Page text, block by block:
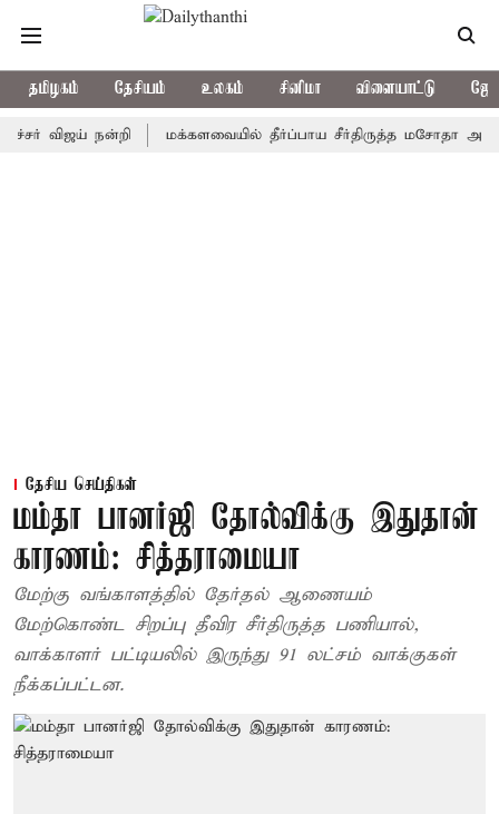
தமிழகம் தேசியம் உலகம் சினிமா விளையாட்டு
நன்றி மக்களவையில் தீர்ப்பாய சீர்திருத்த மசோதா அறிமுகம்
தேசிய செய்திகள்
மம்தா பானர்ஜி தோல்விக்கு இதுதான்
காரணம்: சித்தராமையா
மேற்கு வங்காளத்தில் தேர்தல் ஆணையம்
மேற்கொண்ட சிறப்பு தீவிர சீர்திருத்த பணியால்,
வாக்காளர் பட்டியலில் இருந்து 91 லட்சம் வாக்குகள்
நீக்கப்பட்டன.